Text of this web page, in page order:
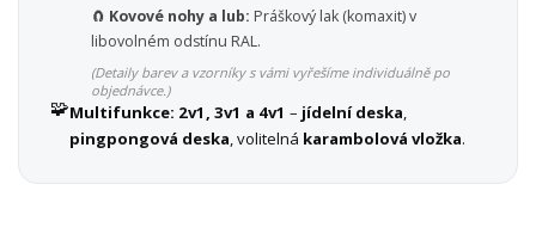
🧲 Kovové nohy a lub: Práškový lak (komaxit) v
libovolném odstínu RAL.
(Detaily barev a vzorníky s vámi vyřešíme individuálně po
objednávce.)
🧩Multifunkce: 2v1, 3v1 a 4v1 – jídelní deska,
pingpongová deska, volitelná karambolová vložka.